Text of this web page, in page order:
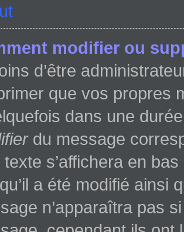
modifier ou
d’être
que vos propres
dans une
du message
texte s’affichera en
a été modifié ainsi
n’apparaîtra pas